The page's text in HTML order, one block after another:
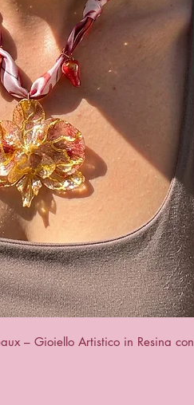
View
– Gioiello Artistico in Resina con